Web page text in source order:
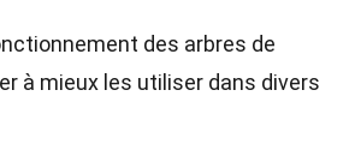
des arbres de
à mieux les utiliser dans divers